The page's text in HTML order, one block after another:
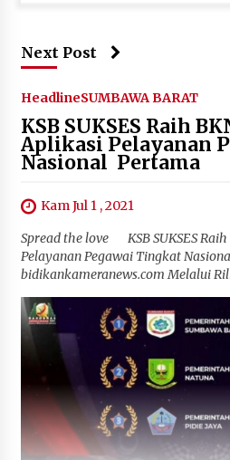
Next Post
HeadlineSUMBAWA BARAT
KSB SUKSES Raih
Aplikasi Pelayanan
Nasional Pertama
Kam Jul 1 , 2021
Spread the love KSB SUKSES
Pelayanan Pegawai Tingkat
bidikankameranews.com Melalui